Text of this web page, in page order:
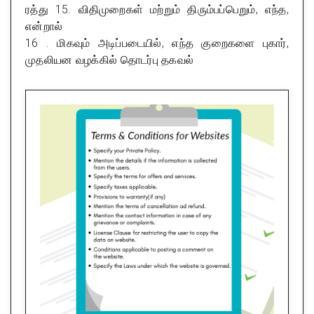
ரத்து 15. விதிமுறைகள் மற்றும் திரும்பப்பெறும், எந்த,
என்றால்
16 . மிகவும் அடிப்படையில், எந்த குறைகளை புகார்,
முதலியன வழக்கில் தொடர்பு தகவல்